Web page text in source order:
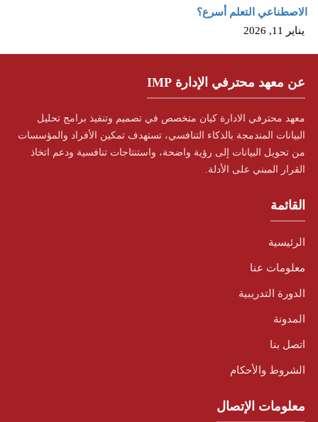
الاصطناعي التعلم أسرع؟
يناير 11, 2026
عن معهد محترفي الإدارة IMP
معهد محترفي الادارة كيان متخصص في تصميم وتنفيذ برامج تحليل
البيانات المندمجة بالذكاء التنافسي، تستهدف تمكين الأفراد والمؤسسات
من تحويل البيانات إلى رؤية واضحة، واستنتاجات تنافسية ودعم اتخاذ
القرار المبني على الأدلة.
القائمة
الرئيسية
معلومات عنا
الدورة التدريبية
المدونة
اتصل بنا
الشروط والأحكام
معلومات الإتصال